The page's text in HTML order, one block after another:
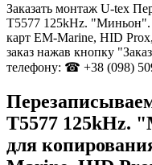
Заказать монтаж U-tex
T5577 125kHz. "Миньон".
карт EM-Marine, HID
заказ нажав кнопку
телефону: ☎ +38 (098)
T5577 125kHz.
для